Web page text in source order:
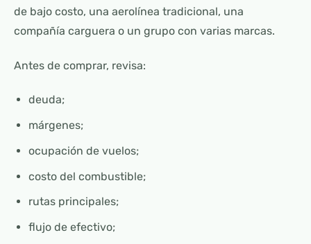
de bajo costo, una aerolínea tradicional, una
compañía carguera o un grupo con varias marcas.
Antes de comprar, revisa:
deuda;
márgenes;
ocupación de vuelos;
costo del combustible;
rutas principales;
flujo de efectivo;